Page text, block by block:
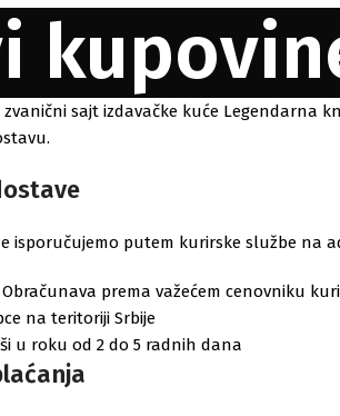
sajt izdavačke kuće Legendarna
isporučujemo putem kurirske službe na
prema važećem cenovniku
na teritoriji Srbije
u roku od 2 do 5 radnih dana